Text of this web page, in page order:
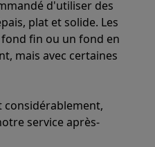
d'utiliser des
plat et solide. Les
fond fin ou un fond en
mais avec certaines
considérablement,
service après-